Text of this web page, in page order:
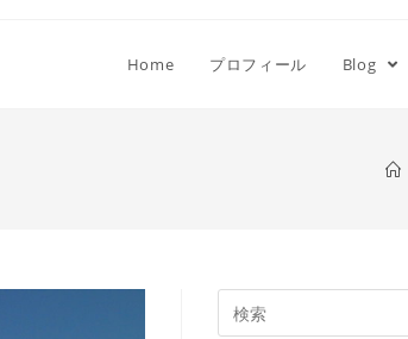
Home プロフィール Blog